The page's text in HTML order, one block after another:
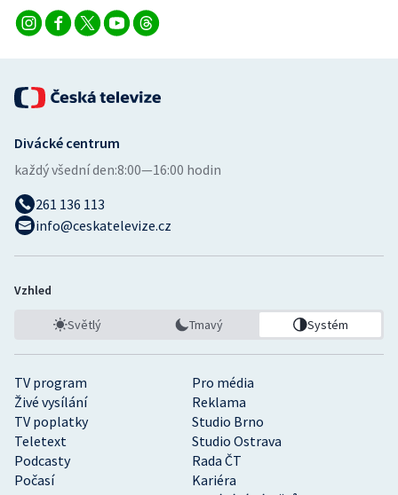
TV program
Pro média
Živé vysílání
Reklama
TV poplatky
Studio Brno
Teletext
Studio Ostrava
Podcasty
Rada ČT
Počasí
Kariéra
Divácké centrum
každý všední den:8:00—16:00 hodin
261 136 113
info@ceskatelevize.cz
Vzhled
Světlý Tmavý Systém